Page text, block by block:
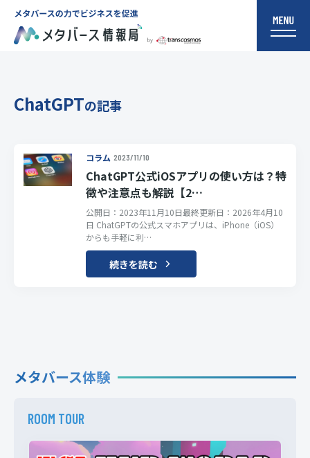
ChatGPTの記事
コラム 2023/11/10
ChatGPT公式iOSアプリの使い方は？特
徴や注意点も解説【2…
公開日：2023年11月10日最終更新日：2026年4月10
日 ChatGPTの公式スマホアプリは、iPhone（iOS）
からも手軽に利…
続きを読む
メタバース体験
ROOM TOUR